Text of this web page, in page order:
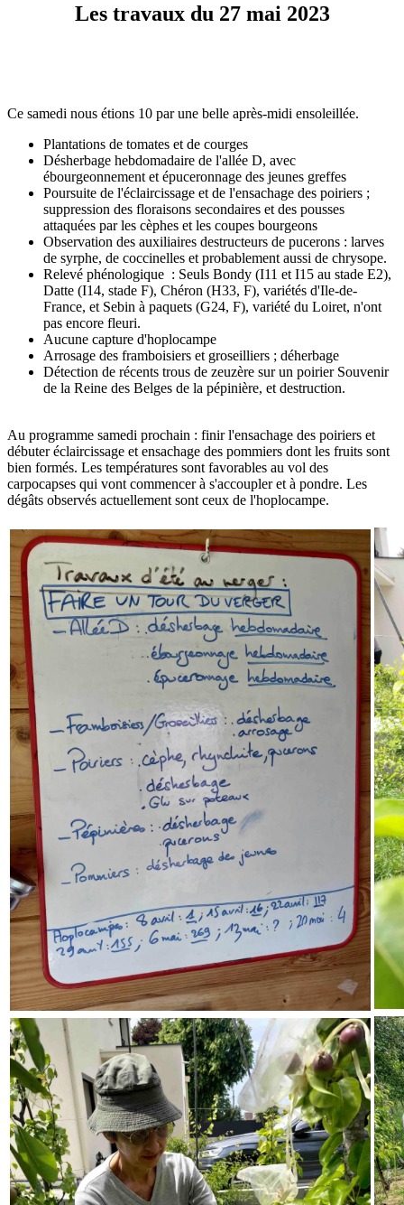
Les travaux du 27 mai 2023
Ce samedi nous étions 10 par une belle après-midi ensoleillée.
Plantations de tomates et de courges
Désherbage hebdomadaire de l'allée D, avec
ébourgeonnement et épuceronnage des jeunes greffes
Poursuite de l'éclaircissage et de l'ensachage des poiriers ;
suppression des floraisons secondaires et des pousses
attaquées par les cèphes et les coupes bourgeons
Observation des auxiliaires destructeurs de pucerons : larves
de syrphe, de coccinelles et probablement aussi de chrysope.
Relevé phénologique : Seuls Bondy (I11 et I15 au stade E2),
Datte (I14, stade F), Chéron (H33, F), variétés d'Ile-de-
France, et Sebin à paquets (G24, F), variété du Loiret, n'ont
pas encore fleuri.
Aucune capture d'hoplocampe
Arrosage des framboisiers et groseilliers ; déherbage
Détection de récents trous de zeuzère sur un poirier Souvenir
de la Reine des Belges de la pépinière, et destruction.
Au programme samedi prochain : finir l'ensachage des poiriers et
débuter éclaircissage et ensachage des pommiers dont les fruits sont
bien formés. Les températures sont favorables au vol des
carpocapses qui vont commencer à s'accoupler et à pondre. Les
dégâts observés actuellement sont ceux de l'hoplocampe.